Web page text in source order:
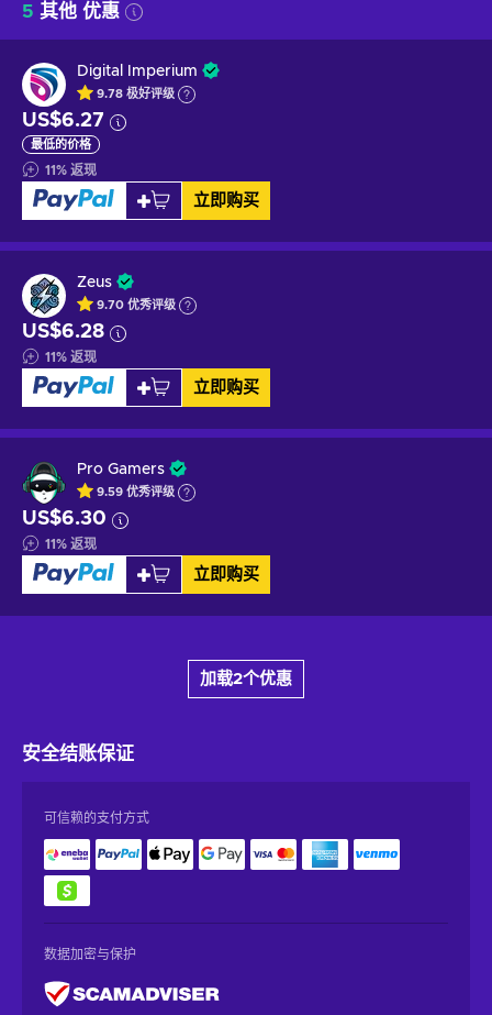
5 其他 优惠
Digital Imperium
9.78 极好评级
US$6.27
最低的价格
11% 返现
立即购买
Zeus
9.70 优秀评级
US$6.28
11% 返现
立即购买
Pro Gamers
9.59 优秀评级
US$6.30
11% 返现
立即购买
加载2个优惠
安全结账保证
可信赖的支付方式
数据加密与保护